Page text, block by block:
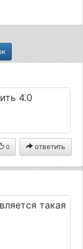
4.0
0 ответить
такая